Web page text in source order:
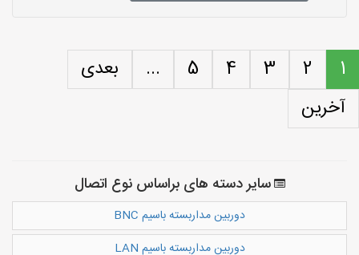
1
2
3
4
5
...
بعدی
آخرین
سایر دسته های براساس نوع اتصال
دوربین مداربسته باسیم BNC
دوربین مداربسته باسیم LAN